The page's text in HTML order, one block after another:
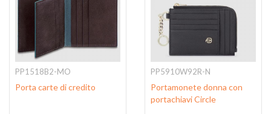
PP1518B2-MO
Porta carte di credito
PP5910W92R-N
Portamonete donna con
portachiavi Circle